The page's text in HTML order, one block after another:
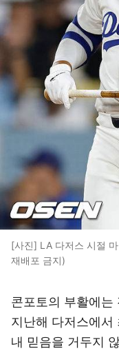
[사진] LA 다저스 시절
재배포 금지)
콘포토의 부활에는
지난해 다저스에서
내 믿음을 거두지